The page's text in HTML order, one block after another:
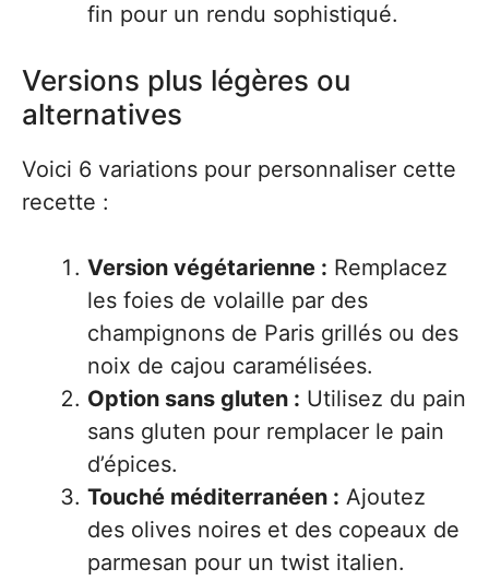
fin pour un rendu sophistiqué.
Versions plus légères ou
alternatives
Voici 6 variations pour personnaliser cette
recette :
Version végétarienne : Remplacez
les foies de volaille par des
champignons de Paris grillés ou des
noix de cajou caramélisées.
Option sans gluten : Utilisez du pain
sans gluten pour remplacer le pain
d’épices.
Touché méditerranéen : Ajoutez
des olives noires et des copeaux de
parmesan pour un twist italien.